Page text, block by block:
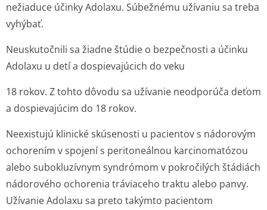
nežiaduce účinky Adolaxu. Súbežnému užívaniu sa treba
vyhýbať.
Neuskutočnili sa žiadne štúdie o bezpečnosti a účinku
Adolaxu u detí a dospievajúcich do veku
18 rokov. Z tohto dôvodu sa užívanie neodporúča deťom
a dospievajúcim do 18 rokov.
Neexistujú klinické skúsenosti u pacientov s nádorovým
ochorením v spojení s peritoneálnou karcinomatózou
alebo subokluzívnym syndrómom v pokročilých štádiách
nádorového ochorenia tráviaceho traktu alebo panvy.
Užívanie Adolaxu sa preto takýmto pacientom